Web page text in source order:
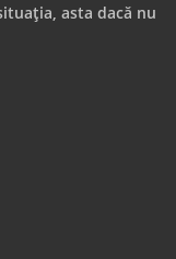
asta dacă nu